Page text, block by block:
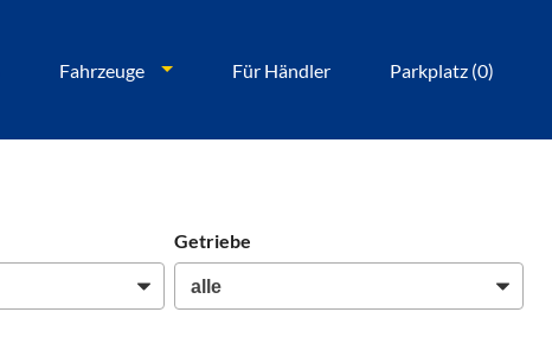
Fahrzeuge Für Händler Parkplatz (0)
Getriebe